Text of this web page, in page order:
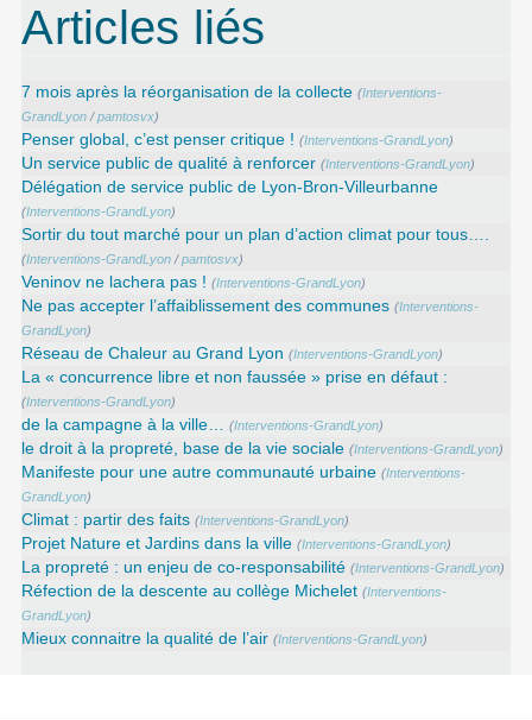
Articles liés
7 mois après la réorganisation de la collecte (Interventions-
GrandLyon /pamtosvx)
Penser global, c’est penser critique ! (Interventions-GrandLyon)
Un service public de qualité à renforcer (Interventions-GrandLyon)
Délégation de service public de Lyon-Bron-Villeurbanne
(Interventions-GrandLyon)
Sortir du tout marché pour un plan d’action climat pour tous….
(Interventions-GrandLyon /pamtosvx)
Veninov ne lachera pas ! (Interventions-GrandLyon)
Ne pas accepter l’affaiblissement des communes (Interventions-
GrandLyon)
Réseau de Chaleur au Grand Lyon (Interventions-GrandLyon)
La « concurrence libre et non faussée » prise en défaut :
(Interventions-GrandLyon)
de la campagne à la ville… (Interventions-GrandLyon)
le droit à la propreté, base de la vie sociale (Interventions-GrandLyon)
Manifeste pour une autre communauté urbaine (Interventions-
GrandLyon)
Climat : partir des faits (Interventions-GrandLyon)
Projet Nature et Jardins dans la ville (Interventions-GrandLyon)
La propreté : un enjeu de co-responsabilité (Interventions-GrandLyon)
Réfection de la descente au collège Michelet (Interventions-
GrandLyon)
Mieux connaitre la qualité de l’air (Interventions-GrandLyon)